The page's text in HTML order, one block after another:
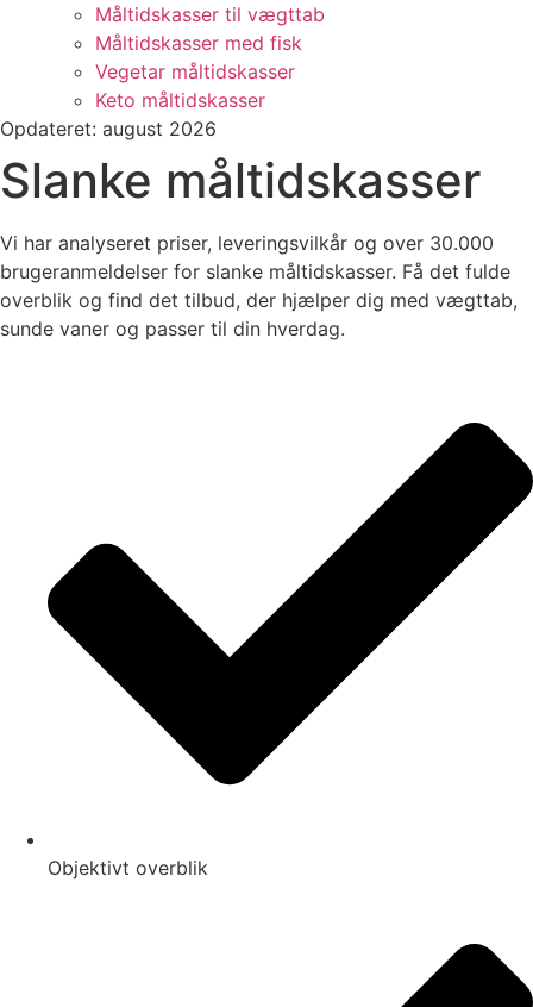
Måltidskasser til vægttab
Måltidskasser med fisk
Vegetar måltidskasser
Keto måltidskasser
Opdateret: august 2026
Slanke måltidskasser
Vi har analyseret priser, leveringsvilkår og over 30.000
brugeranmeldelser for slanke måltidskasser. Få det fulde
overblik og find det tilbud, der hjælper dig med vægttab,
sunde vaner og passer til din hverdag.
Objektivt overblik